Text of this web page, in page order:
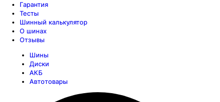
Гарантия
Тесты
Шинный калькулятор
О шинах
Отзывы
Шины
Диски
АКБ
Автотовары